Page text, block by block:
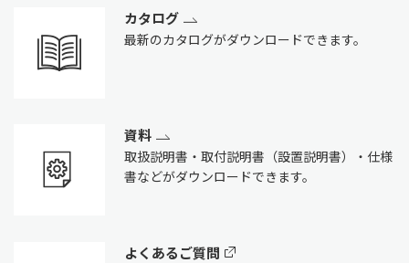
カタログ
最新のカタログがダウンロードできます。
資料
取扱説明書・取付説明書（設置説明書）・仕様
書などがダウンロードできます。
よくあるご質問